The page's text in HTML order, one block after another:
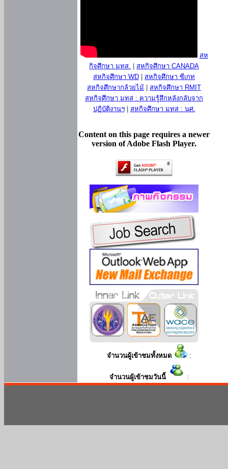
สห
กิจศึกษา มทส.
สหกิจศึกษา CANADA
สหกิจศึกษา WD
สหกิจศึกษา ซีเกท
สหกิจศึกษากล้วยไม้
สหกิจศึกษา RMIT
สหกิจศึกษา มทส : ความรู้สึกหลังกลับจาก
ปฏิบัติงานฯ| สหกิจศึกษา มทส : นศ.
Content on this page requires a newer
version of Adobe Flash Player.
จำนวนผู้เข้าชมทั้งหมด :
จำนวนผู้เข้าชมวันนี้ :